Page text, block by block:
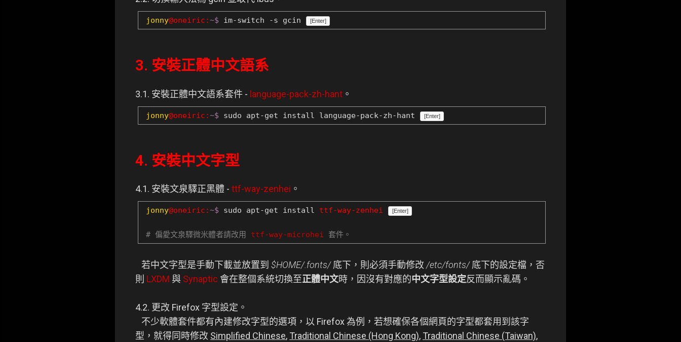
jonny@oneiric:~$ im-switch -s gcin [Enter]
3. 安裝正體中文語系
3.1. 安裝正體中文語系套件 - language-pack-zh-hant 。
jonny@oneiric:~$ sudo apt-get install language-pack-zh-hant [Enter]
4. 安裝中文字型
4.1. 安裝文泉驛正黑體 - ttf-way-zenhei 。
jonny@oneiric:~$ sudo apt-get install ttf-way-zenhei [Enter]
# 偏愛文泉驛微米體者請改用 ttf-way-microhei 套件。
若中文字型是手動下載並放置到 $HOME/.fonts/底下，則必須手動修改/etc/fonts/底下的設定檔，否
則 LXDM 與 Synaptic 會在整個系統切換至正體中文時，因沒有對應的中文字型設定反而顯示亂碼。
4.2. 更改 Firefox 字型設定。
不少軟體套件都有內建修改字型的選項，以 Firefox 為例，若想確保各個網頁的字型都套用到該字
型，就得同時修改 Simplified Chinese, Traditional Chinese (Hong Kong), Traditional Chinese (Taiwan),